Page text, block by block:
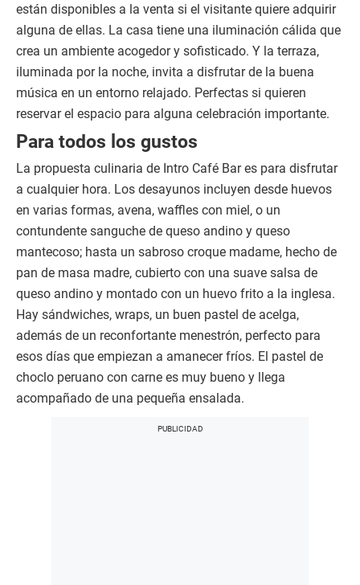
están disponibles a la venta si el visitante quiere adquirir
alguna de ellas. La casa tiene una iluminación cálida que
crea un ambiente acogedor y sofisticado. Y la terraza,
iluminada por la noche, invita a disfrutar de la buena
música en un entorno relajado. Perfectas si quieren
reservar el espacio para alguna celebración importante.
Para todos los gustos
La propuesta culinaria de Intro Café Bar es para disfrutar
a cualquier hora. Los desayunos incluyen desde huevos
en varias formas, avena, waffles con miel, o un
contundente sanguche de queso andino y queso
mantecoso; hasta un sabroso croque madame, hecho de
pan de masa madre, cubierto con una suave salsa de
queso andino y montado con un huevo frito a la inglesa.
Hay sándwiches, wraps, un buen pastel de acelga,
además de un reconfortante menestrón, perfecto para
esos días que empiezan a amanecer fríos. El pastel de
choclo peruano con carne es muy bueno y llega
acompañado de una pequeña ensalada.